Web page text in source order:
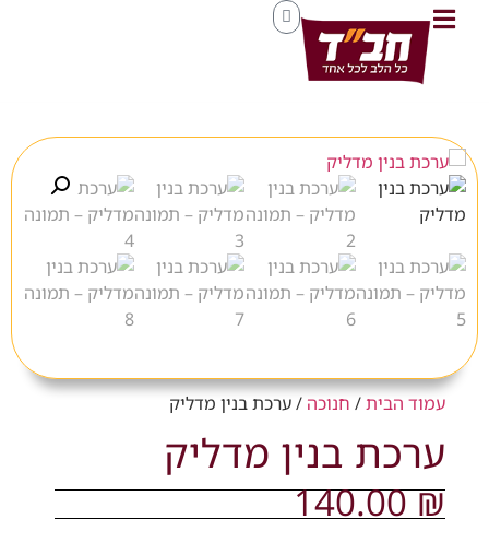
עמוד הבית/ חנוכה / ערכת בנין מדליק
ערכת בנין מדליק
140.00₪